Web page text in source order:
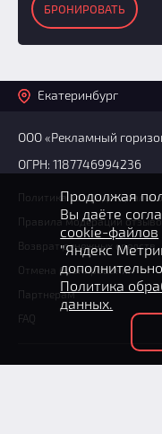
БРОНИРОВАТЬ
Екатеринбург
ООО «Рекламный
ОГРН: 1187746994236
Политика
Правила модерации
Возврат денежных средств
Отмена бронирования
Партнерам
FAQ
+7 (343) 300-91-98
Продолжая
Вы даёте
cookie-файлов
"Яндекс
Политика
данных.